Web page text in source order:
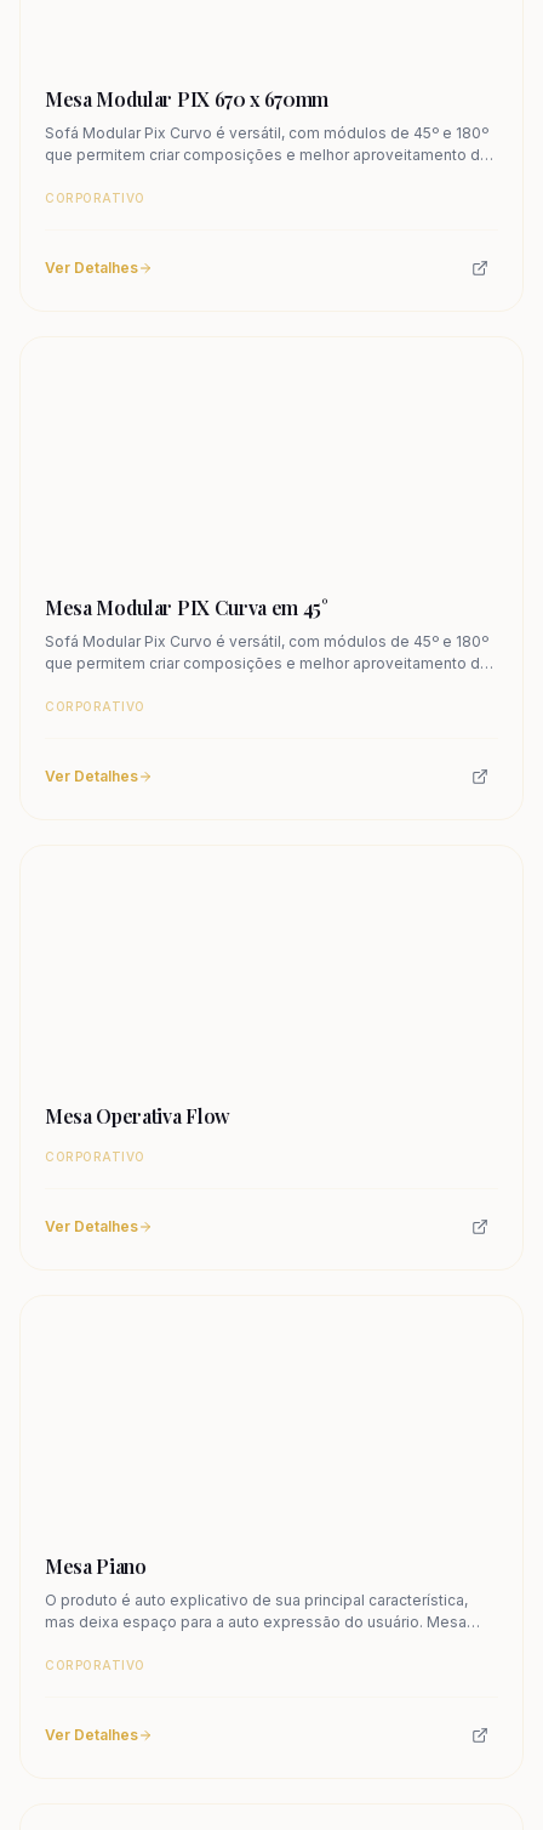
Mesa Modular PIX 670 x 670mm
Sofá Modular Pix Curvo é versátil, com módulos de 45º e 180º
que permitem criar composições e melhor aproveitamento de
CORPORATIVO
Ver Detalhes
Mesa Modular PIX Curva em 45°
Sofá Modular Pix Curvo é versátil, com módulos de 45º e 180º
que permitem criar composições e melhor aproveitamento de
CORPORATIVO
Ver Detalhes
Mesa Operativa Flow
CORPORATIVO
Ver Detalhes
Mesa Piano
O produto é auto explicativo de sua principal característica,
mas deixa espaço para a auto expressão do usuário. Mesa
CORPORATIVO
Ver Detalhes